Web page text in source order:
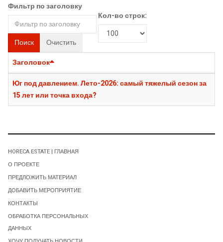
Фильтр по заголовку
Поиск Очистить
Кол-во строк:
Заголовок
Юг под давлением. Лето-2026: самый тяжелый сезон за
15 лет или точка входа?
HORECA ESTATE | ГЛАВНАЯ
О ПРОЕКТЕ
ПРЕДЛОЖИТЬ МАТЕРИАЛ
ДОБАВИТЬ МЕРОПРИЯТИЕ
КОНТАКТЫ
ОБРАБОТКА ПЕРСОНАЛЬНЫХ
ДАННЫХ